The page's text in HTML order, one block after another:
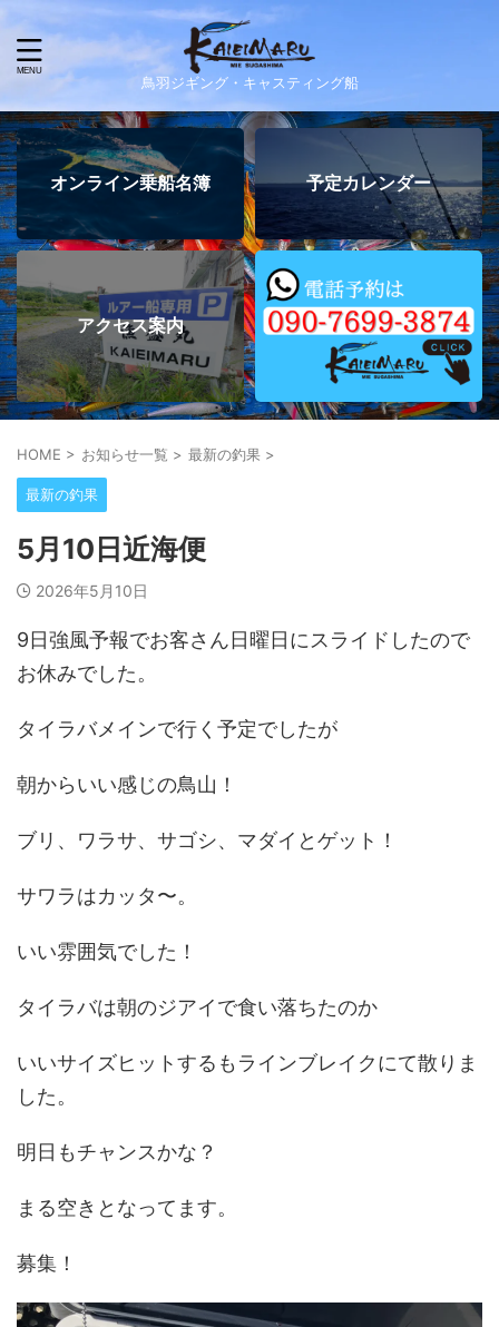
鳥羽ジギング・キャスティング船
オンライン乗船名簿 予定カレンダー
アクセス案内
HOME > お知らせ一覧 > 最新の釣果 >
最新の釣果
5月10日近海便
2026年5月10日
9日強風予報でお客さん日曜日にスライドしたので
お休みでした。
タイラバメインで行く予定でしたが
朝からいい感じの鳥山！
ブリ、ワラサ、サゴシ、マダイとゲット！
サワラはカッタ〜。
いい雰囲気でした！
タイラバは朝のジアイで食い落ちたのか
いいサイズヒットするもラインブレイクにて散りま
した。
明日もチャンスかな？
まる空きとなってます。
募集！